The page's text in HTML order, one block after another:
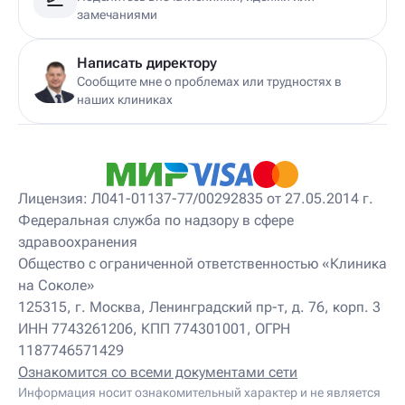
Детский дерматолог
Детский диетолог
Детский инструктор ЛФК
Детский кинезиолог
Детский консультирующий врач ЛФК
Детский мануальный терапевт
Детский массажист
Детский невропатолог
Детский нейропсихолог
Детский нутрициолог
Детский ортопед
Детский остеопат
Детский отоневролог
Детский подиатр
Детский психолог
Детский психотерапевт
Детский реабилитолог
Детский ревматолог
Детский рефлексотерапевт
замечаниями
Написать директору
Сообщите мне о проблемах или трудностях в
наших клиниках
Лицензия: Л041-01137-77/00292835 от 27.05.2014 г.
Федеральная служба по надзору в сфере
здравоохранения
Общество с ограниченной ответственностью «Клиника
на Соколе»
125315, г. Москва, Ленинградский пр-т, д. 76, корп. 3
ИНН 7743261206, КПП 774301001, ОГРН
1187746571429
Ознакомится со всеми документами сети
Информация носит ознакомительный характер и не является